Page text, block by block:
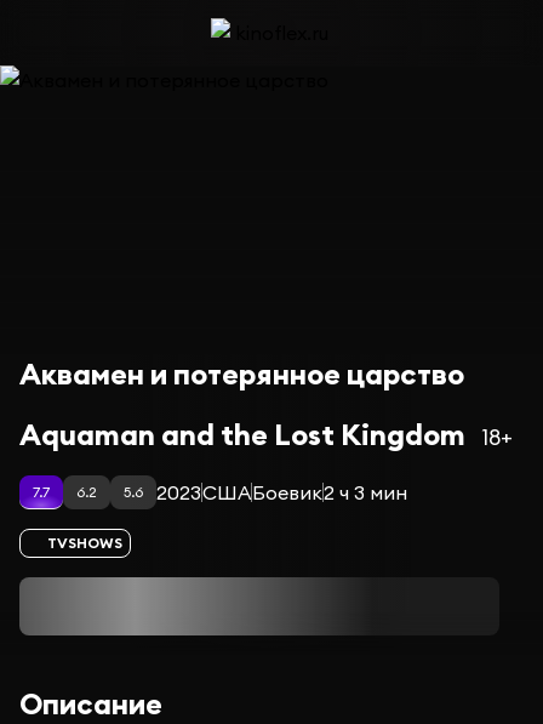
Аквамен и потерянное царство
Aquaman and the Lost Kingdom
18+
7.7 6.2 5.6 2023СШАБоевик2 ч 3 мин
TVSHOWS
Описание